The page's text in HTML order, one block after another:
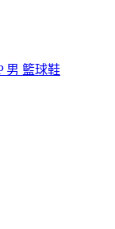
男 籃球鞋